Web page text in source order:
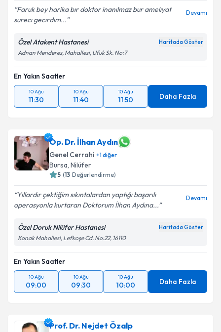
Faruk bey harika bır doktor inanılmaz bur amelıyat
surecı gecırdım...
Devamı
Özel Atakent Hastanesi Haritada Göster
Adnan Menderes, Mahallesi, Ufuk Sk. No:7
En Yakın Saatler
10 Ağu
11:30
10 Ağu
11:40
10 Ağu
11:50 Daha Fazla
Op. Dr. İlhan Aydın
Genel Cerrahi +1diğer
Bursa, Nilüfer
5 (13 Değerlendirme)
Yıllardır çektiğim sıkıntalardan yaptığı başarılı
operasyonla kurtaran Doktorum İlhan Aydına...
Devamı
Özel Doruk Nilüfer Hastanesi Haritada Göster
Konak Mahallesi, Lefkoşe Cd. No:22, 16110
En Yakın Saatler
10 Ağu
09:00
10 Ağu
09:30
10 Ağu
10:00 Daha Fazla
Prof. Dr. Nejdet Özalp